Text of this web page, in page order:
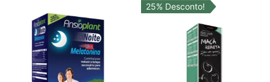
25% Desconto!